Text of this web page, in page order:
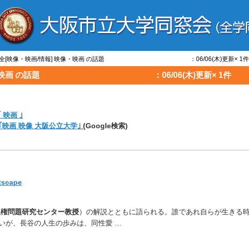
[映像・映画/情報] 映像・映画 の話題 ：06/06(木)更新× 1件
映像・映画 の話題 ：06/06(木)更新× 1件
映画 ｣
映画 映像 大阪公立大学｣ (Google検索)
権問題研究センター教授） の解説とともに語られる。 誰であれ自らが生きる
が、 長谷の人生の歩みは、同性愛 …